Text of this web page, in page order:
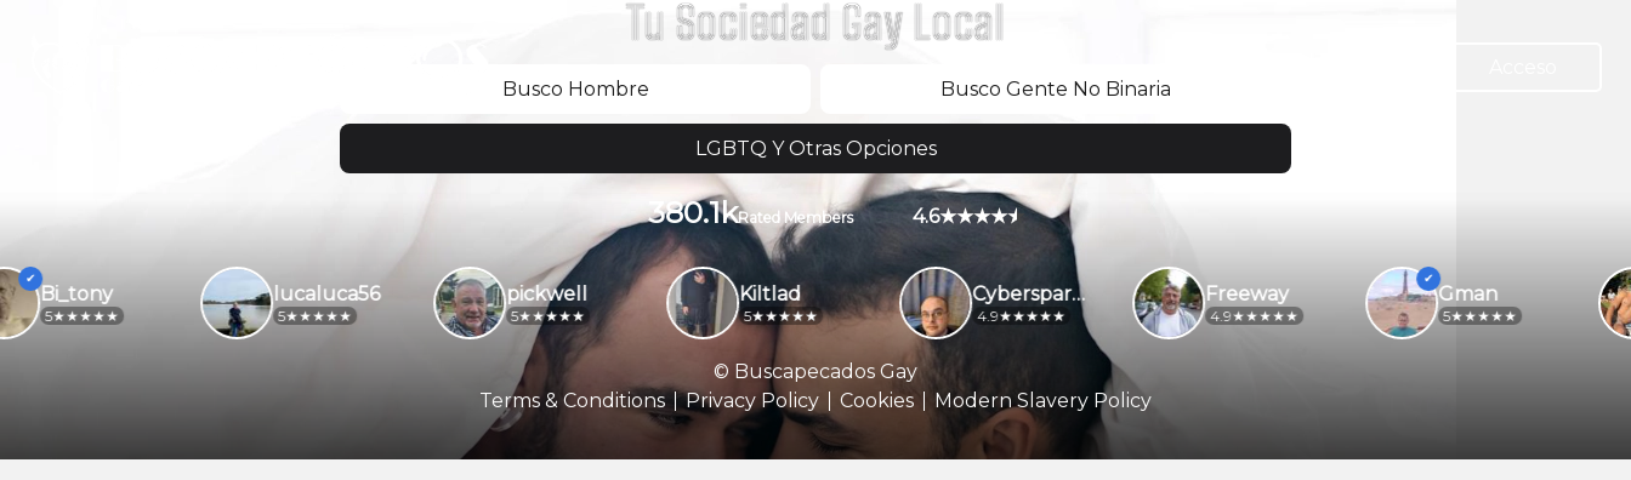
Tu Sociedad Gay Local
Busco Hombre Busco Gente No Binaria
LGBTQ Y Otras Opciones
380.1kRated Members 4.6
Gman
Freeway
4.9
Cybersparky
4.9
Kiltlad
pickwell
5
lucaluca56
5
Bi_tony
5
© Buscapecados Gay
Terms & Conditions
Privacy Policy Cookies Modern Slavery Policy